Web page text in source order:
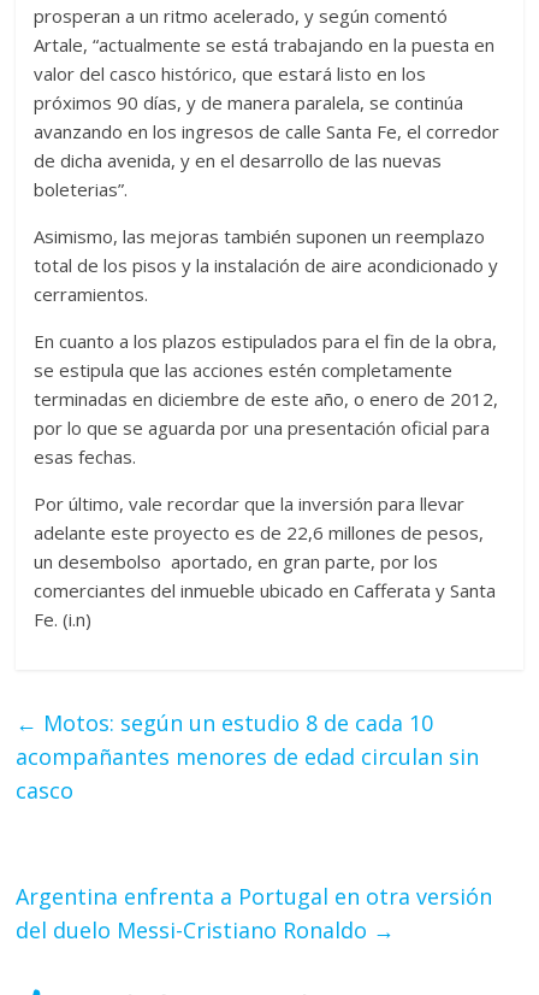
prosperan a un ritmo acelerado, y según comentó
Artale, “actualmente se está trabajando en la puesta en
valor del casco histórico, que estará listo en los
próximos 90 días, y de manera paralela, se continúa
avanzando en los ingresos de calle Santa Fe, el corredor
de dicha avenida, y en el desarrollo de las nuevas
boleterias”.
Asimismo, las mejoras también suponen un reemplazo
total de los pisos y la instalación de aire acondicionado y
cerramientos.
En cuanto a los plazos estipulados para el fin de la obra,
se estipula que las acciones estén completamente
terminadas en diciembre de este año, o enero de 2012,
por lo que se aguarda por una presentación oficial para
esas fechas.
Por último, vale recordar que la inversión para llevar
adelante este proyecto es de 22,6 millones de pesos,
un desembolso aportado, en gran parte, por los
comerciantes del inmueble ubicado en Cafferata y Santa
Fe. (i.n)
← Motos: según un estudio 8 de cada 10
acompañantes menores de edad circulan sin
casco
Argentina enfrenta a Portugal en otra versión
del duelo Messi-Cristiano Ronaldo →